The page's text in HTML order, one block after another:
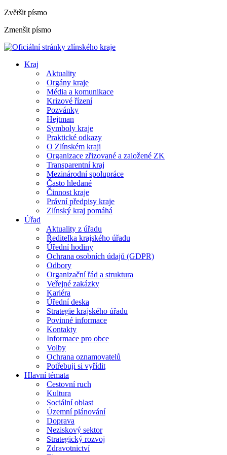
Zvětšit písmo
Zmenšit písmo
Kraj
Aktuality
Orgány kraje
Média a komunikace
Krizové řízení
Pozvánky
Hejtman
Symboly kraje
Praktické odkazy
O Zlínském kraji
Organizace zřizované a založené ZK
Transparentní kraj
Mezinárodní spolupráce
Často hledané
Činnost kraje
Právní předpisy kraje
Zlínský kraj pomáhá
Úřad
Aktuality z úřadu
Ředitelka krajského úřadu
Úřední hodiny
Ochrana osobních údajů (GDPR)
Odbory
Organizační řád a struktura
Veřejné zakázky
Kariéra
Úřední deska
Strategie krajského úřadu
Povinné informace
Kontakty
Informace pro obce
Volby
Ochrana oznamovatelů
Potřebuji si vyřídit
Hlavní témata
Cestovní ruch
Kultura
Sociální oblast
Územní plánování
Doprava
Neziskový sektor
Strategický rozvoj
Zdravotnictví